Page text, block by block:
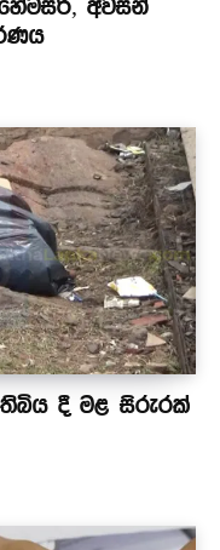
අවසන්
තිබිය දී මළ සිරුරක්